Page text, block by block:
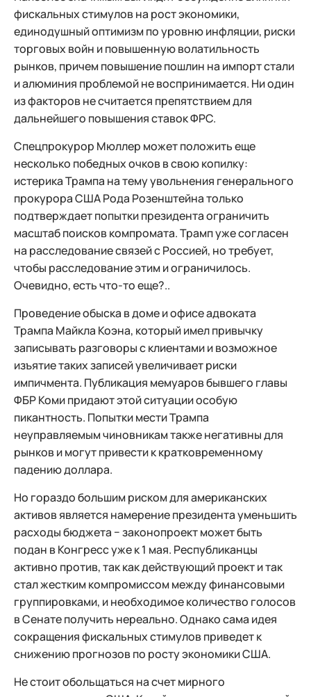
фискальных стимулов на рост экономики,
единодушный оптимизм по уровню инфляции, риски
торговых войн и повышенную волатильность
рынков, причем повышение пошлин на импорт стали
и алюминия проблемой не воспринимается. Ни один
из факторов не считается препятствием для
дальнейшего повышения ставок ФРС.
Спецпрокурор Мюллер может положить еще
несколько победных очков в свою копилку:
истерика Трампа на тему увольнения генерального
прокурора США Рода Розенштейна только
подтверждает попытки президента ограничить
масштаб поисков компромата. Трамп уже согласен
на расследование связей с Россией, но требует,
чтобы расследование этим и ограничилось.
Очевидно, есть что-то еще?..
Проведение обыска в доме и офисе адвоката
Трампа Майкла Коэна, который имел привычку
записывать разговоры с клиентами и возможное
изъятие таких записей увеличивает риски
импичмента. Публикация мемуаров бывшего главы
ФБР Коми придают этой ситуации особую
пикантность. Попытки мести Трампа
неуправляемым чиновникам также негативны для
рынков и могут привести к кратковременному
падению доллара.
Но гораздо большим риском для американских
активов является намерение президента уменьшить
расходы бюджета − законопроект может быть
подан в Конгресс уже к 1 мая. Республиканцы
активно против, так как действующий проект и так
стал жестким компромиссом между финансовыми
группировками, и необходимое количество голосов
в Сенате получить нереально. Однако сама идея
сокращения фискальных стимулов приведет к
снижению прогнозов по росту экономики США.
Не стоит обольщаться на счет мирного